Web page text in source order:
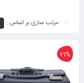
21%